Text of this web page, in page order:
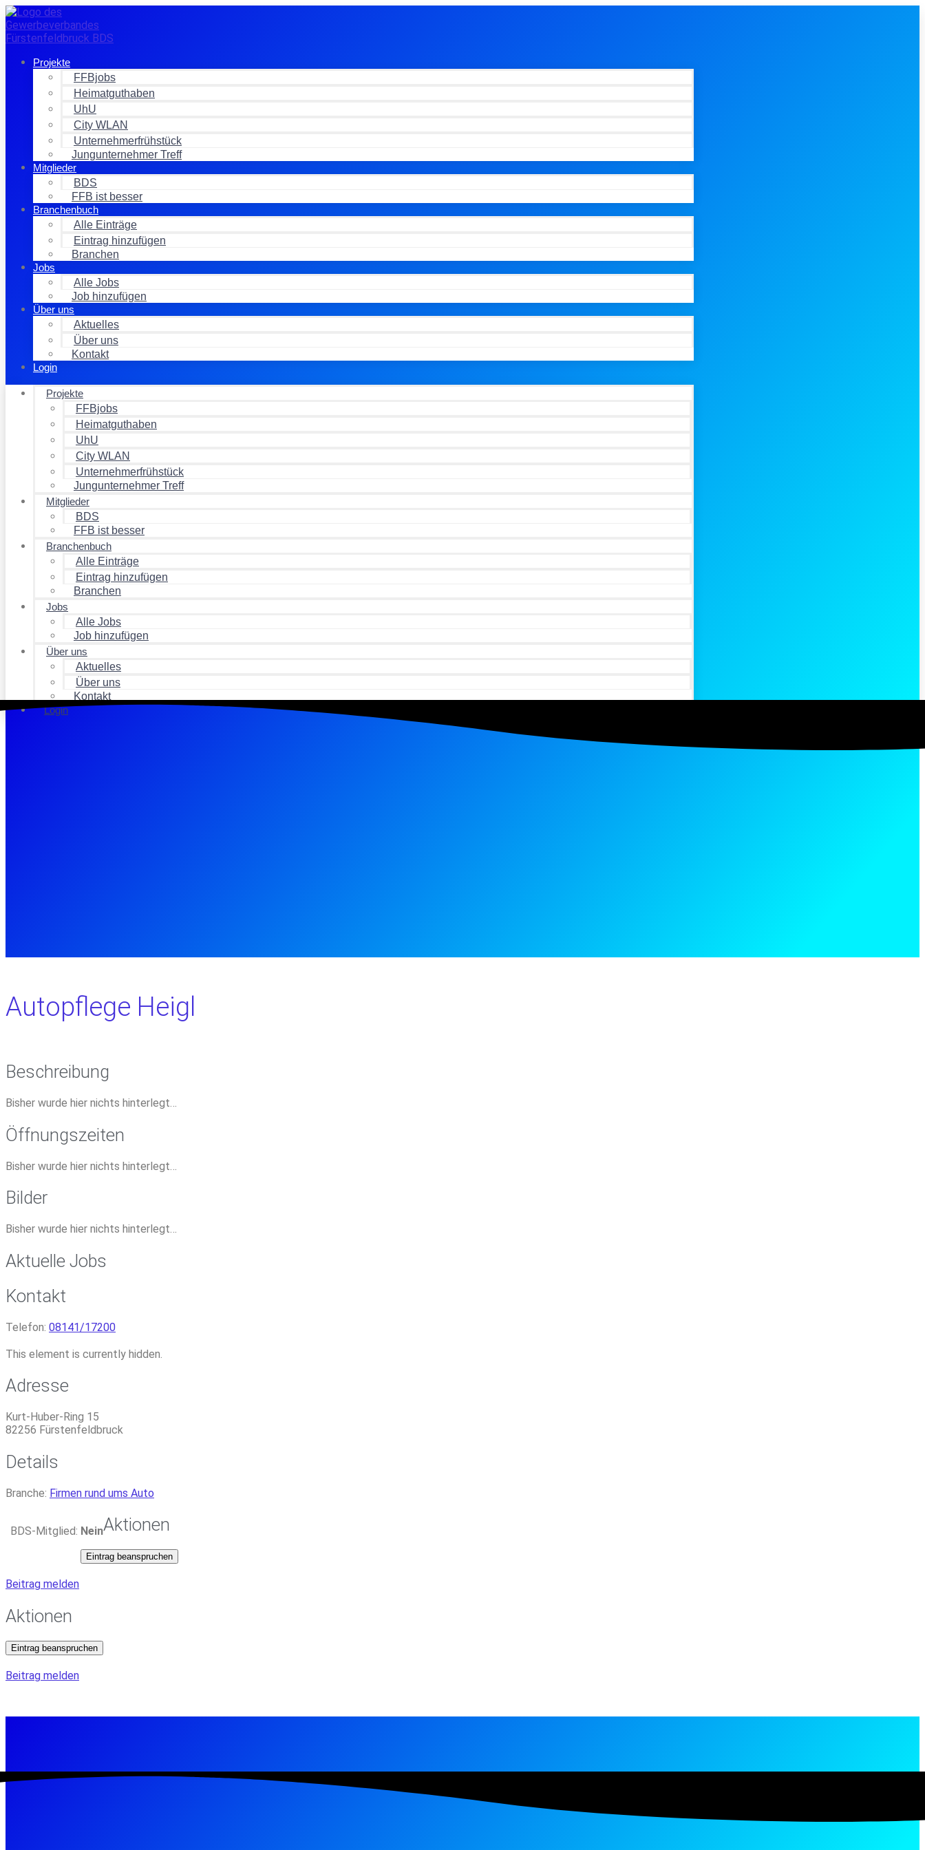
Zum
Inhalt
springen
Projekte
FFBjobs
Heimatguthaben
UhU
City WLAN
Unternehmerfrühstück
Jungunternehmer Treff
Mitglieder
BDS
FFB ist besser
Branchenbuch
Alle Einträge
Eintrag hinzufügen
Branchen
Jobs
Alle Jobs
Job hinzufügen
Über uns
Aktuelles
Über uns
Kontakt
Login
Projekte
FFBjobs
Heimatguthaben
UhU
City WLAN
Unternehmerfrühstück
Jungunternehmer Treff
Mitglieder
BDS
FFB ist besser
Branchenbuch
Alle Einträge
Eintrag hinzufügen
Branchen
Jobs
Alle Jobs
Job hinzufügen
Über uns
Aktuelles
Über uns
Kontakt
Login
Autopflege Heigl
Beschreibung
Bisher wurde hier nichts hinterlegt…
Öffnungszeiten
Bisher wurde hier nichts hinterlegt…
Bilder
Bisher wurde hier nichts hinterlegt…
Aktuelle Jobs
Kontakt
Telefon: 08141/17200
This element is currently hidden.
Adresse
Kurt-Huber-Ring 15
82256 Fürstenfeldbruck
Details
Branche: Firmen rund ums Auto
BDS-Mitglied: NeinAktionen
Eintrag beanspruchen
Beitrag melden
Aktionen
Eintrag beanspruchen
Beitrag melden